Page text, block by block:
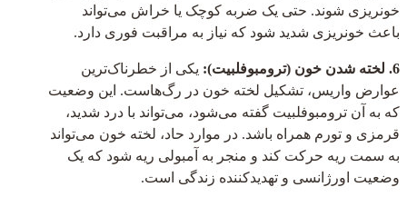
خونریزی شوند. حتی یک ضربه کوچک یا خراش می‌تواند
باعث خونریزی شدید شود که نیاز به مراقبت فوری دارد.
6. لخته شدن خون (ترومبوفلبیت):
یکی از خطرناک‌ترین
عوارض واریس، تشکیل لخته خون در رگ‌هاست. این وضعیت
که به آن ترومبوفلبیت گفته می‌شود، می‌تواند با درد شدید،
قرمزی و تورم همراه باشد. در موارد حاد، لخته خون می‌تواند
به سمت ریه حرکت کند و منجر به آمبولی ریه شود که یک
وضعیت اورژانسی و تهدیدکننده زندگی است.